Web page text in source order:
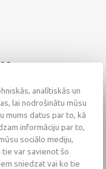
analītiskās un
lai nodrošinātu mūsu
mums datus par to, kā
informāciju par to,
sociālo mediju,
tie var savienot šo
sniedzat vai ko tie